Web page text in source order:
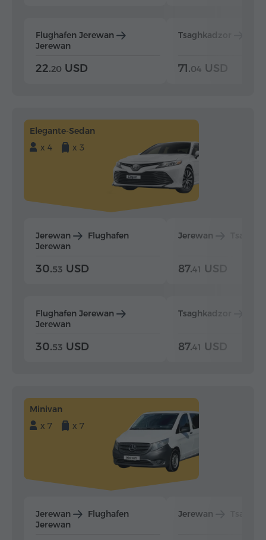
Flughafen Jerewan
Jerewan
22.20 USD
Tsaghkadzor
71.04 USD
Elegante-Sedan
x 4
x 3
Jerewan
Flughafen
Jerewan
30.53 USD
Flughafen Jerewan
Jerewan
30.53 USD
Jerewan
87.41 USD
Tsaghkadzor
87.41 USD
Minivan
x 7
x 7
Jerewan
Flughafen
Jerewan
Jerewan